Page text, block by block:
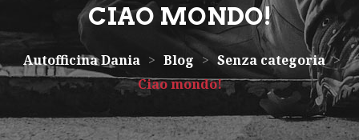
CIAO MONDO!
Autofficina Dania > Blog > Senza categoria >
Ciao mondo!